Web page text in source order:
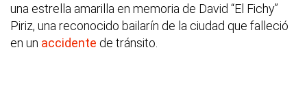
una estrella amarilla en memoria de David “El Fichy”
Piriz, una reconocido bailarín de la ciudad que falleció
en un accidente de tránsito.